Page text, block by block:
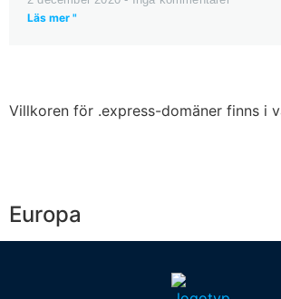
Läs mer "
Villkoren för .express-domäner finns i
Europa